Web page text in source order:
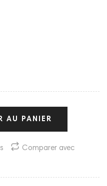
AU PANIER
Comparer avec